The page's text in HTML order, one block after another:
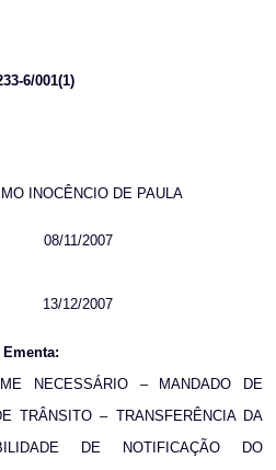
6/001(1)
INOCÊNCIO DE PAULA
08/11/2007
13/12/2007
Ementa:
NECESSÁRIO – MANDADO DE
TRÂNSITO – TRANSFERÊNCIA DA
DE NOTIFICAÇÃO DO